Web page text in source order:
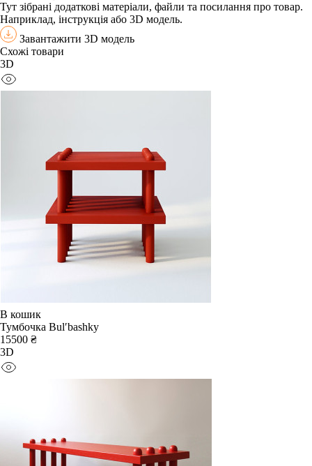
Тут зібрані додаткові матеріали, файли та посилання про товар.
Наприклад, інструкція або 3D модель.
Завантажити 3D модель
Схожі товари
3D
В кошик
Тумбочка Bulʹbashky
15500 ₴
3D